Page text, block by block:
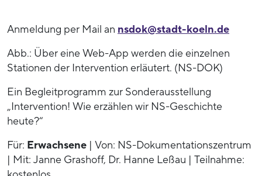
Anmeldung per Mail an nsdok@stadt-koeln.de
Abb.: Über eine Web-App werden die einzelnen
Stationen der Intervention erläutert. (NS-DOK)
Ein Begleitprogramm zur Sonderausstellung
„Intervention! Wie erzählen wir NS-Geschichte
heute?“
Für: Erwachsene | Von: NS-Dokumentationszentrum
| Mit: Janne Grashoff, Dr. Hanne Leßau | Teilnahme: